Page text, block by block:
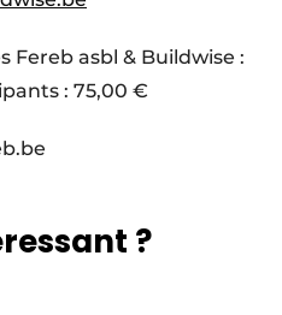
Fereb asbl & Buildwise :
: 75,00 €
?